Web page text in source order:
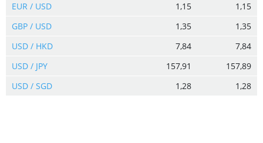
EUR / USD
1,15
1,15
GBP / USD
1,35
1,35
USD / HKD
7,84
7,84
USD / JPY
157,91
157,89
USD / SGD
1,28 1,28